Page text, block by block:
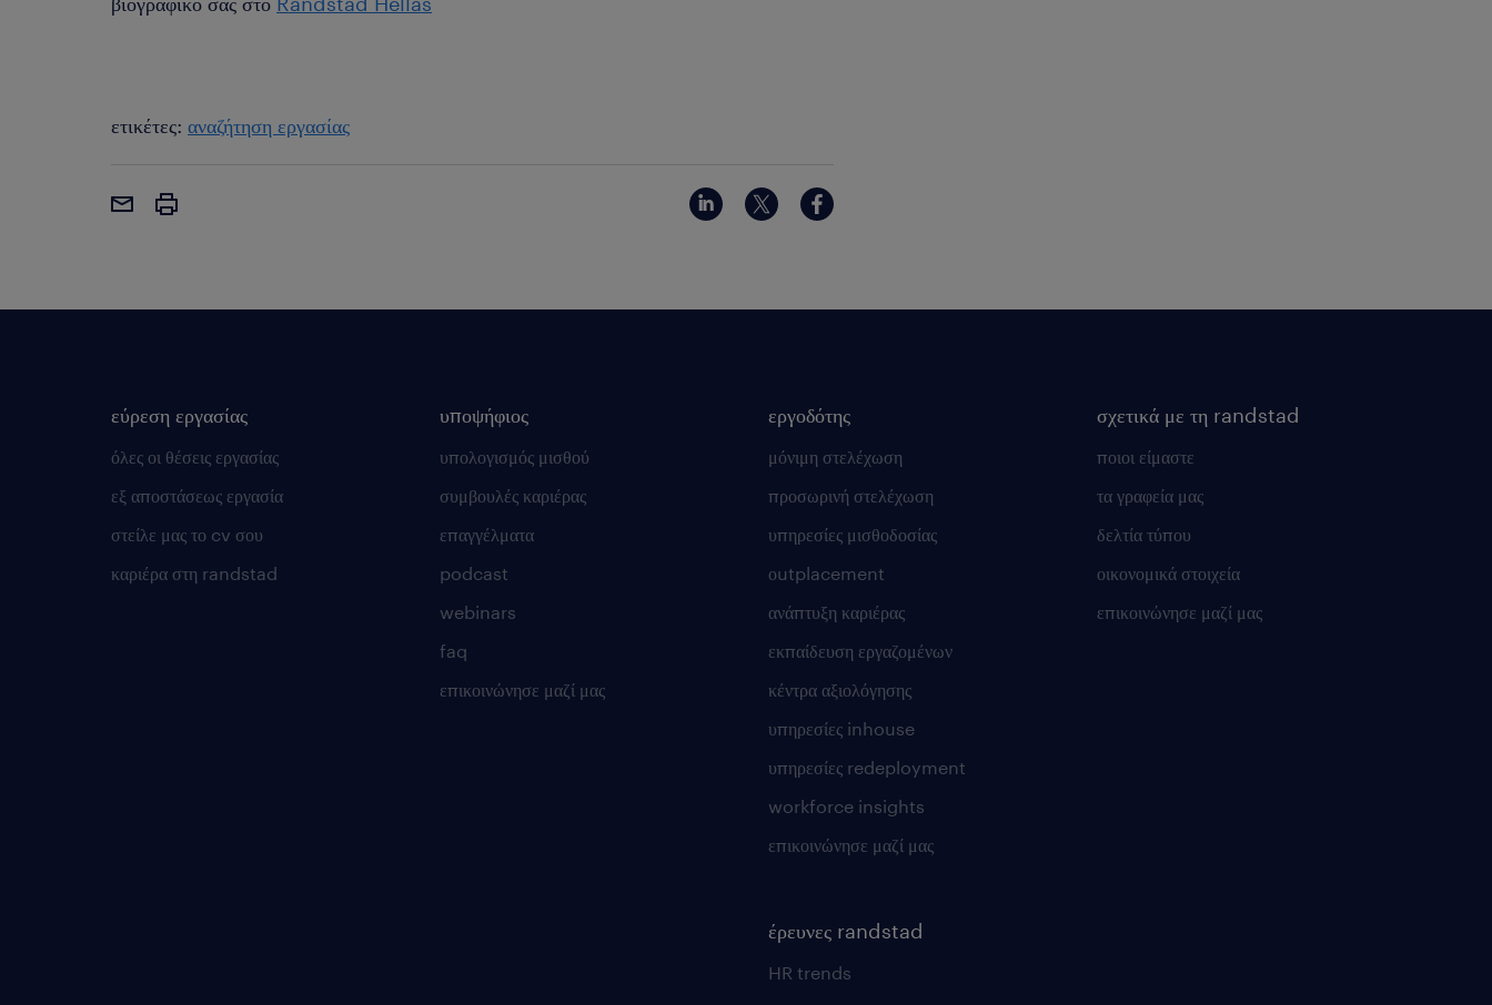
ετικέτες: αναζήτηση εργασίας
εύρεση εργασίας
όλες οι θέσεις εργασίας
εξ αποστάσεως εργασία
στείλε μας το cv σου
καριέρα στη randstad
υποψήφιος
υπολογισμός μισθού
συμβουλές καριέρας
επαγγέλματα
podcast
webinars
faq
επικοινώνησε μαζί μας
εργοδότης
μόνιμη στελέχωση
προσωρινή στελέχωση
υπηρεσίες μισθοδοσίας
οutplacement
ανάπτυξη καριέρας
εκπαίδευση εργαζομένων
κέντρα αξιολόγησης
υπηρεσίες inhouse
υπηρεσίες redeployment
workforce insights
επικοινώνησε μαζί μας
έρευνες randstad
HR trends
σχετικά με τη randstad
ποιοι είμαστε
τα γραφεία μας
δελτία τύπου
οικονομικά στοιχεία
επικοινώνησε μαζί μας